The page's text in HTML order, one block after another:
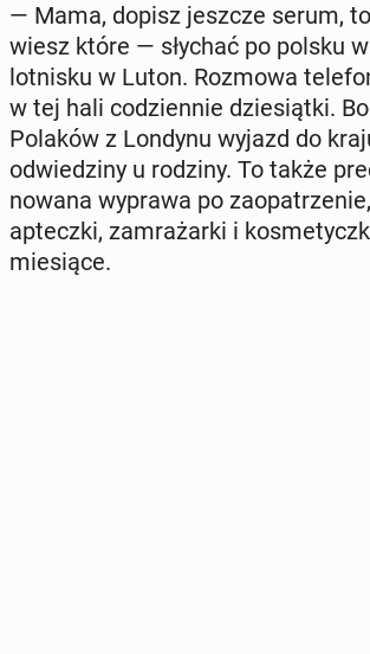
— Mama, dopisz jeszcze serum,
wiesz które — słychać po polsku
lot­ni­sku w Luton. Rozmowa
w tej hali co­dzien­nie dzie­siąt­ki.
Polaków z Londynu wyjazd do
od­wie­dzi­ny u rodziny. To także
no­wa­na wyprawa po
ap­tecz­ki, za­mra­żar­ki i
mie­sią­ce.